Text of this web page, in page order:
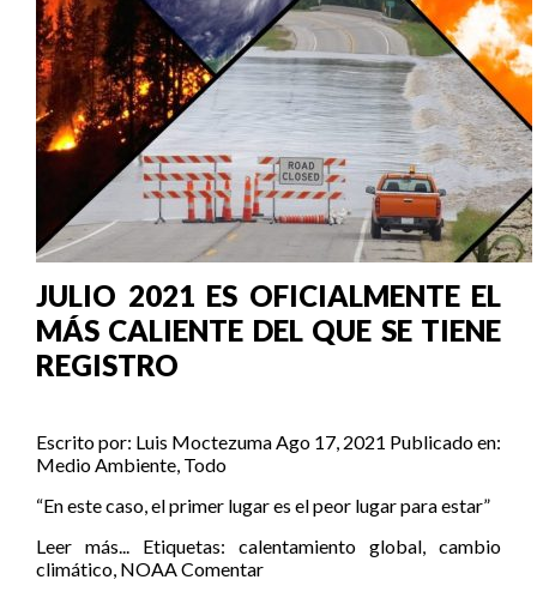
JULIO 2021 ES OFICIALMENTE EL
MÁS CALIENTE DEL QUE SE TIENE
REGISTRO
Escrito por: Luis MoctezumaAgo 17, 2021 Publicado en:
Medio Ambiente, Todo
“En este caso, el primer lugar es el peor lugar para estar”
Leer más...
Etiquetas: calentamiento global, cambio
climático, NOAAComentar